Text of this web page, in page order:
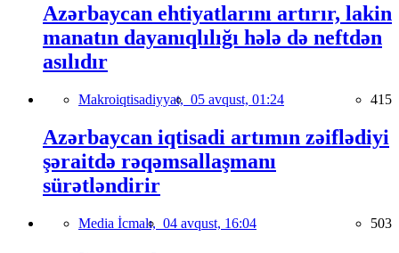
Azərbaycan ehtiyatlarını artırır, lakin
manatın dayanıqlılığı hələ də neftdən
asılıdır
Makroiqtisadiyyat, 05 avqust, 01:24 415
Azərbaycan iqtisadi artımın zəiflədiyi
şəraitdə rəqəmsallaşmanı
sürətləndirir
Media İcmalı, 04 avqust, 16:04 503